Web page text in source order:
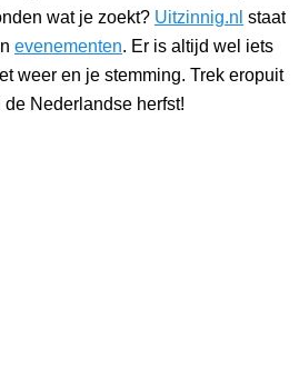
wat je zoekt? Uitzinnig.nl staat
evenementen. Er is altijd wel iets
weer en je stemming. Trek eropuit
Nederlandse herfst!